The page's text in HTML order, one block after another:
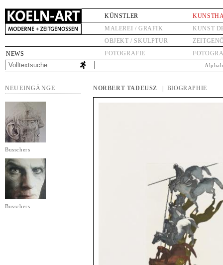
NEWS
KÜNSTLER
MALEREI / GRAFIK
OBJEKT / SKULPTUR
FOTOGRAFIE
KUNST
NEUEINGÄNGE
Busschers
Busschers
NORBERT TADEUSZ | BIOGRAPHIE